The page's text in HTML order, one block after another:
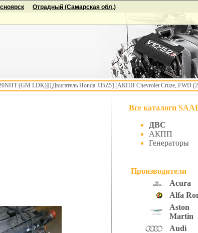
Отрадный (Самарская обл.)
(GM LDK)] [Двигатель Honda J35Z5] [АКПП Chevrolet Cruze, FWD
Все каталоги
ДВС
АКПП
Генераторы
Производители
Acura
Alfa
Aston
Martin
Audi